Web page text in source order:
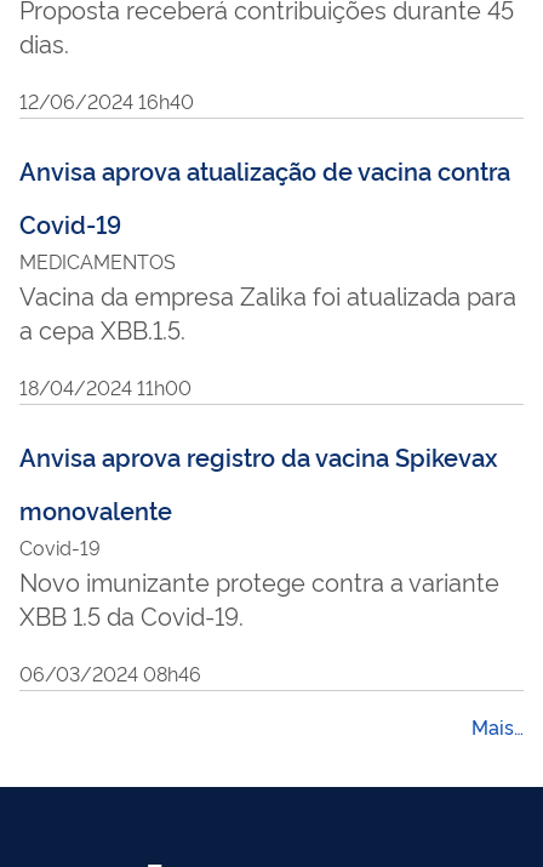
Proposta receberá contribuições durante 45
dias.
12/06/2024 16h40
Anvisa aprova atualização de vacina contra
Covid-19
MEDICAMENTOS
Vacina da empresa Zalika foi atualizada para
a cepa XBB.1.5.
18/04/2024 11h00
Anvisa aprova registro da vacina Spikevax
monovalente
Covid-19
Novo imunizante protege contra a variante
XBB 1.5 da Covid-19.
06/03/2024 08h46
Mais…